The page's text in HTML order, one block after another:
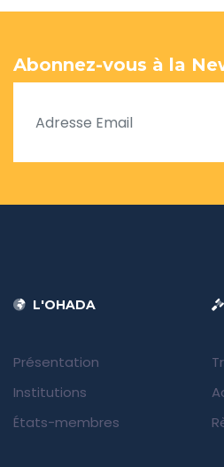
Abonnez-vous à la
L'OHADA
Présentation
Institutions
États-membres